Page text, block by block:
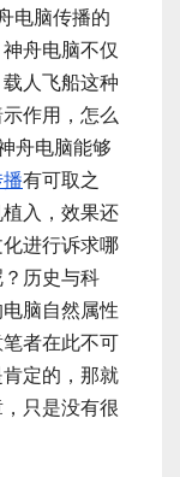
电脑传播的
舟电脑不仅
人飞船这种
作用，怎么
舟电脑能够
有可取之
入，效果还
进行诉求哪
历史与科
脑自然属性
者在此不可
定的，那就
只是没有很